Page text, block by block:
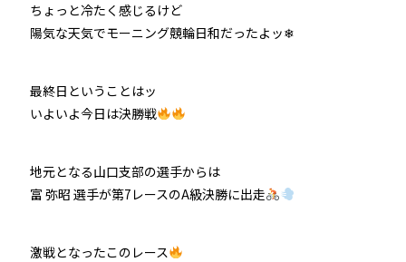
ちょっと冷たく感じるけど
陽気な天気でモーニング競輪日和だったよッ❄
最終日ということはッ
いよいよ今日は決勝戦
地元となる山口支部の選手からは
富 弥昭 選手が第7レースのA級決勝に出走
激戦となったこのレース